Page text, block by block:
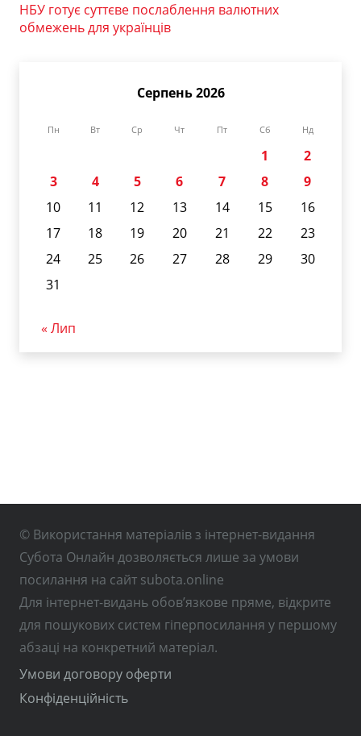
НБУ готує суттєве послаблення валютних
обмежень для українців
Серпень 2026
Пн Вт Ср Чт Пт Сб Нд
1
2
3
4 5 6 7 8
9
10
11 12 13 14 15
16
17
18 19 20 21 22
23
24
25 26 27 28 29
30
31
« Лип
© Використання матеріалів з інтернет-видання
Субота Онлайн дозволяється лише за умови
посилання на сайт subota.online
Для інтернет-видань обов’язкове пряме, відкрите
для пошукових систем гіперпосилання у першому
абзаці на конкретний матеріал.
Умови договору оферти
Конфіденційність